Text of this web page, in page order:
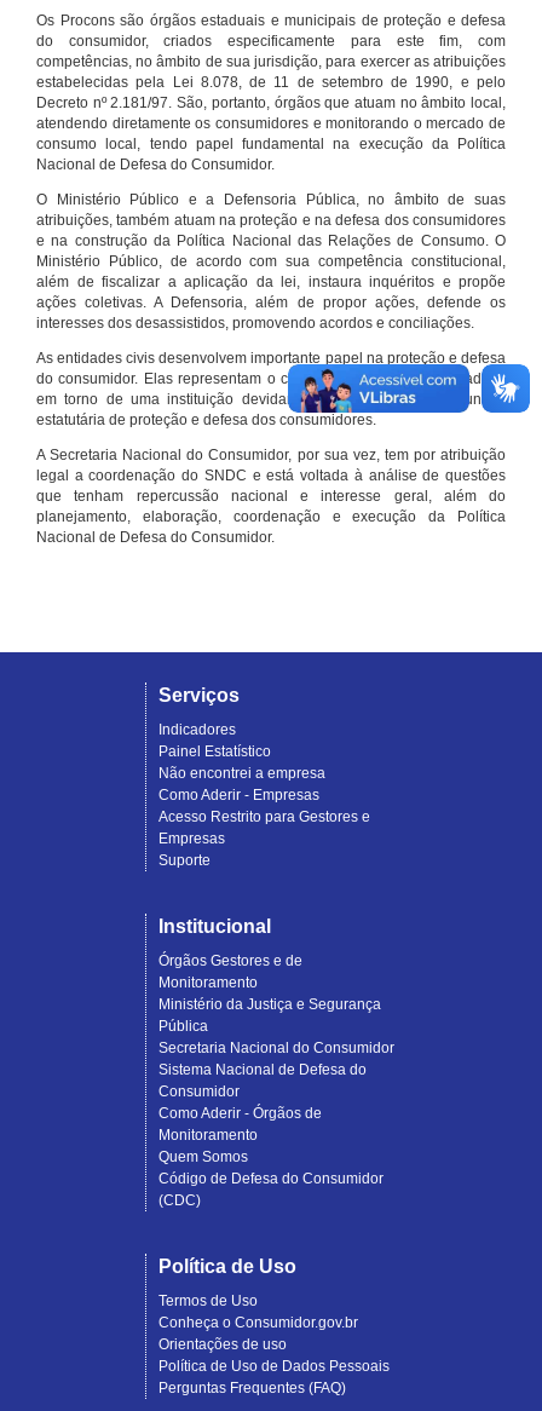
Os Procons são órgãos estaduais e municipais de proteção e defesa
do consumidor, criados especificamente para este fim, com
competências, no âmbito de sua jurisdição, para exercer as atribuições
estabelecidas pela Lei 8.078, de 11 de setembro de 1990, e pelo
Decreto nº 2.181/97. São, portanto, órgãos que atuam no âmbito local,
atendendo diretamente os consumidores e monitorando o mercado de
consumo local, tendo papel fundamental na execução da Política
Nacional de Defesa do Consumidor.
O Ministério Público e a Defensoria Pública, no âmbito de suas
atribuições, também atuam na proteção e na defesa dos consumidores
e na construção da Política Nacional das Relações de Consumo. O
Ministério Público, de acordo com sua competência constitucional,
além de fiscalizar a aplicação da lei, instaura inquéritos e propõe
ações coletivas. A Defensoria, além de propor ações, defende os
interesses dos desassistidos, promovendo acordos e conciliações.
As entidades civis desenvolvem importante papel na proteção e defesa
do consumidor. Elas representam o conjunto organizado de cidadãos
em torno de uma instituição devidamente registrada e com função
estatutária de proteção e defesa dos consumidores.
A Secretaria Nacional do Consumidor, por sua vez, tem por atribuição
legal a coordenação do SNDC e está voltada à análise de questões
que tenham repercussão nacional e interesse geral, além do
planejamento, elaboração, coordenação e execução da Política
Nacional de Defesa do Consumidor.
Serviços
Indicadores
Painel Estatístico
Não encontrei a empresa
Como Aderir - Empresas
Acesso Restrito para Gestores e
Empresas
Suporte
Institucional
Órgãos Gestores e de
Monitoramento
Ministério da Justiça e Segurança
Pública
Secretaria Nacional do Consumidor
Sistema Nacional de Defesa do
Consumidor
Como Aderir - Órgãos de
Monitoramento
Quem Somos
Código de Defesa do Consumidor
(CDC)
Política de Uso
Termos de Uso
Conheça o Consumidor.gov.br
Orientações de uso
Política de Uso de Dados Pessoais
Perguntas Frequentes (FAQ)